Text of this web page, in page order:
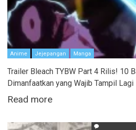
Anime Jejepangan Manga
Trailer Bleach TYBW Part 4 Rilis! 10
Dimanfaatkan yang Wajib Tampil Lagi
Read more